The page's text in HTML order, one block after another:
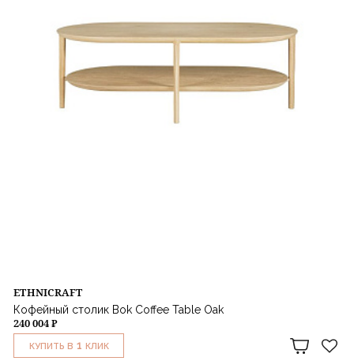
ETHNICRAFT
Кофейный столик Bok Coffee Table Oak
240 004 ₽
КУПИТЬ В 1 КЛИК